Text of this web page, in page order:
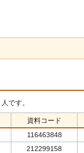
人です。
資料コード
116463848
212299158